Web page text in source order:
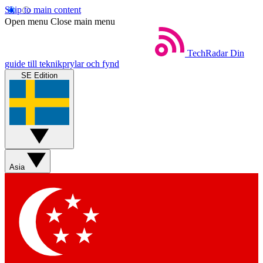
Skip to main content
Open menu Close main menu
TechRadar Din
guide till teknikprylar och fynd
SE Edition
Asia